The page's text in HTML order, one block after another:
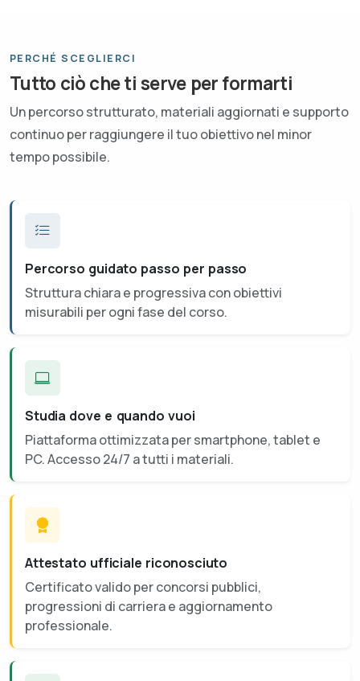
PERCHÉ SCEGLIERCI
Tutto ciò che ti serve per formarti
Un percorso strutturato, materiali aggiornati e supporto
continuo per raggiungere il tuo obiettivo nel minor
tempo possibile.
Percorso guidato passo per passo
Struttura chiara e progressiva con obiettivi
misurabili per ogni fase del corso.
Studia dove e quando vuoi
Piattaforma ottimizzata per smartphone, tablet e
PC. Accesso 24/7 a tutti i materiali.
Attestato ufficiale riconosciuto
Certificato valido per concorsi pubblici,
progressioni di carriera e aggiornamento
professionale.